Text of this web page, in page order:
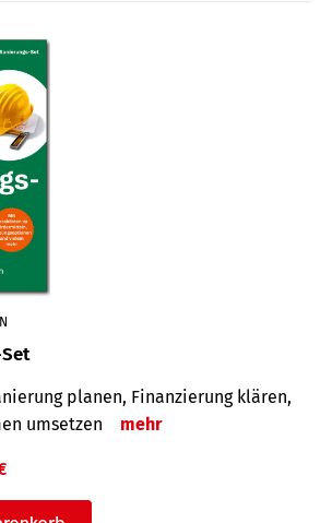
planen, Finanzierung klären,
umsetzen
mehr